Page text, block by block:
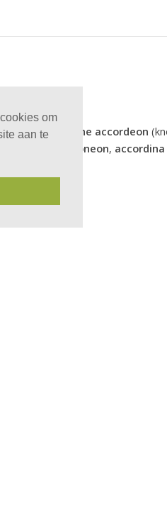
om
aan te
uwchromatische accordeon
uw bandoneon, accordina